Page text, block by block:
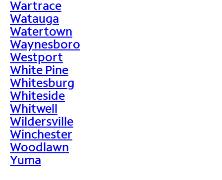
Wartrace
Watauga
Watertown
Waynesboro
Westport
White Pine
Whitesburg
Whiteside
Whitwell
Wildersville
Winchester
Woodlawn
Yuma